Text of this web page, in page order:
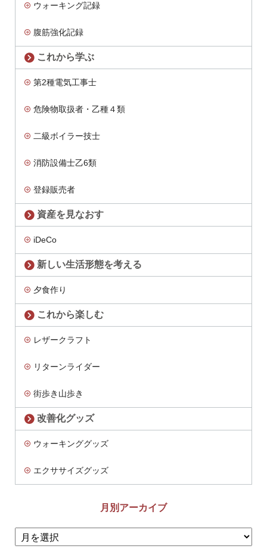
ウォーキング記録
腹筋強化記録
これから学ぶ
第2種電気工事士
危険物取扱者・乙種４類
二級ボイラー技士
消防設備士乙6類
登録販売者
資産を見なおす
iDeCo
新しい生活形態を考える
夕食作り
これから楽しむ
レザークラフト
リターンライダー
街歩き山歩き
改善化グッズ
ウォーキンググッズ
エクササイズグッズ
月別アーカイブ